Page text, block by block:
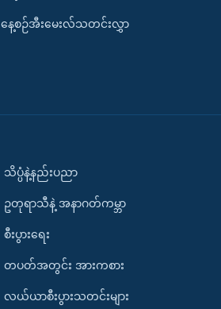
နေ့စဉ်အီးမေးလ်သတင်းလွှာ
သိပ္ပံနဲ့နည်းပညာ
ဥတုရာသီနဲ့ အနာဂတ်ကမ္ဘာ
စီးပွားရေး
တပတ်အတွင်း အားကစား
လယ်ယာစီးပွားသတင်းများ